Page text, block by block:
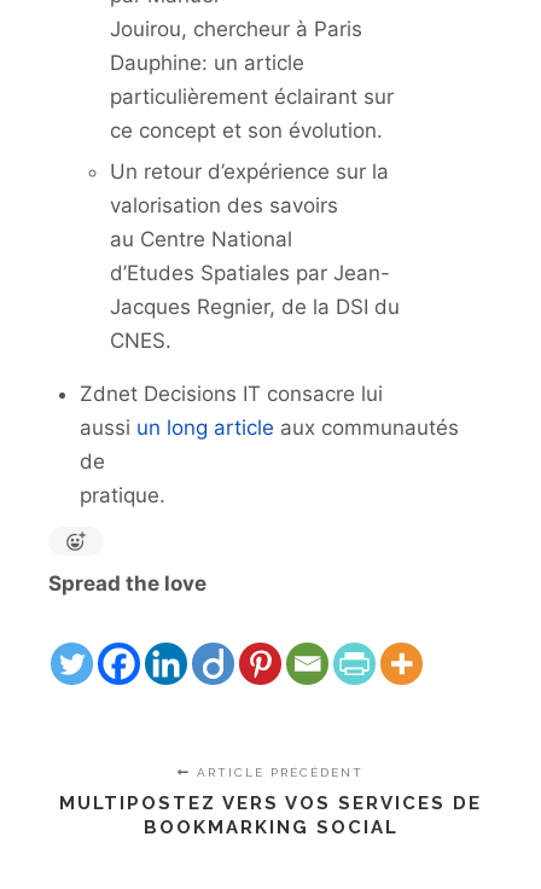
Jouirou, chercheur à Paris
Dauphine: un article
particulièrement éclairant sur
ce concept et son évolution.
Un retour d’expérience sur la
valorisation des savoirs
au Centre National
d’Etudes Spatiales par Jean-
Jacques Regnier, de la DSI du
CNES.
Zdnet Decisions IT consacre lui
aussi un long article aux communautés
de
pratique.
Spread the love
ARTICLE PRÉCÉDENT
MULTIPOSTEZ VERS VOS SERVICES DE
BOOKMARKING SOCIAL